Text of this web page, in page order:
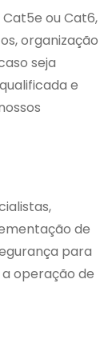
ou Cat6,
organização
seja
e
de
para
operação de